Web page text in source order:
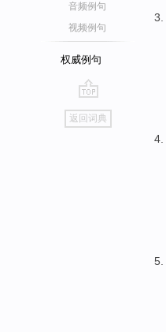
音频例句
视频例句
权威例句
go
top
返回词典